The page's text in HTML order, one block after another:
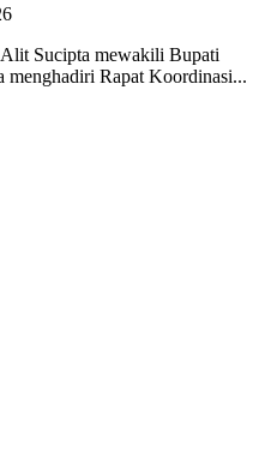
Sucipta mewakili Bupati
Rapat Koordinasi...